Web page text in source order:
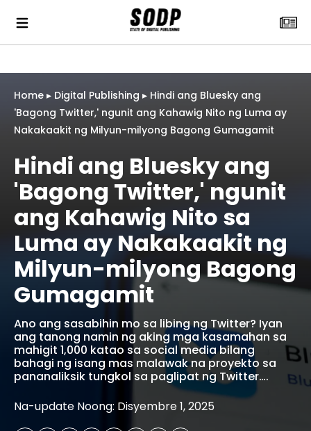
Home ▸ Digital Publishing ▸ Hindi ang Bluesky ang
'Bagong Twitter,' ngunit ang Kahawig Nito ng Luma ay
Nakakaakit ng Milyun-milyong Bagong Gumagamit
Hindi ang Bluesky ang
'Bagong Twitter,' ngunit
ang Kahawig Nito sa
Luma ay Nakakaakit ng
Milyun-milyong Bagong
Gumagamit
Ano ang sasabihin mo sa libing ng Twitter? Iyan
ang tanong namin ng aking mga kasamahan sa
mahigit 1,000 katao sa social media bilang
bahagi ng isang mas malawak na proyekto sa
pananaliksik tungkol sa paglipat ng Twitter….
Na-update Noong: Disyembre 1, 2025